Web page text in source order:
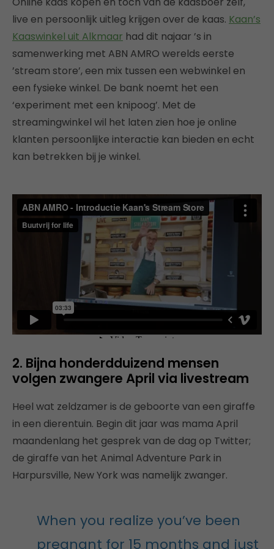
live en persoonlijk uitleg krijgen over de kaas. Kaan’s
Kaaswinkel uit Alkmaar had dit najaar ’s in
samenwerking met ABN AMRO werelds eerste
’stream store’, een mix tussen een webwinkel en
een fysieke winkel. De bank noemt het een
‘experiment met een knipoog’. Met de
streamingwinkel wil het laten zien hoe je online
klanten persoonlijke interactie kan bieden en echt
kan betrekken bij je winkel.
2. Bijna honderdduizend mensen
volgen zwangere April via livestream
Heel wat zeldzamer is de geboorte van een giraffe
in een dierentuin. Begin dit jaar was mama April
maandenlang het gesprek van de dag op Twitter;
de giraffe van het Animal Adventure Park in
Harpursville, New York was namelijk zwanger.
When you realize you’ve been
pregnant for 15 months and just